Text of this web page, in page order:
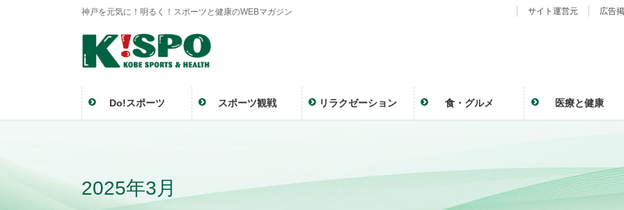
神戸を元気に！明るく！スポーツと健康のWEBマガジン サイト運営元 広告
Do!スポーツ スポーツ観戦 リラクゼーション 食・グルメ 医療と健康
2025年3月